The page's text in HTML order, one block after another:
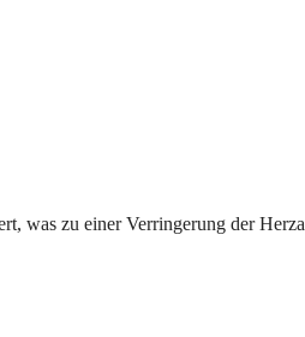
was zu einer Verringerung der